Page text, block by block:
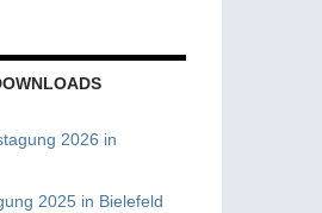
2026 in
2025 in Bielefeld